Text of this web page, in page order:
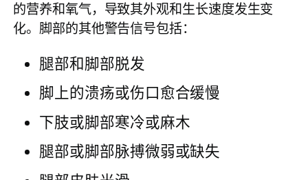
的营养和氧气，导致其外观和生长速度发生变
化。脚部的其他警告信号包括：
腿部和脚部脱发
脚上的溃疡或伤口愈合缓慢
下肢或脚部寒冷或麻木
腿部或脚部脉搏微弱或缺失